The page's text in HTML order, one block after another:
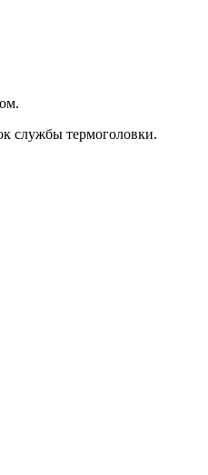
службы термоголовки.